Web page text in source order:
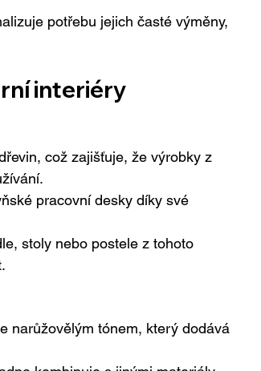
potřebu jejich časté výměny,
interiéry
což zajišťuje, že výrobky z
pracovní desky díky své
stoly nebo postele z tohoto
narůžovělým tónem, který dodává